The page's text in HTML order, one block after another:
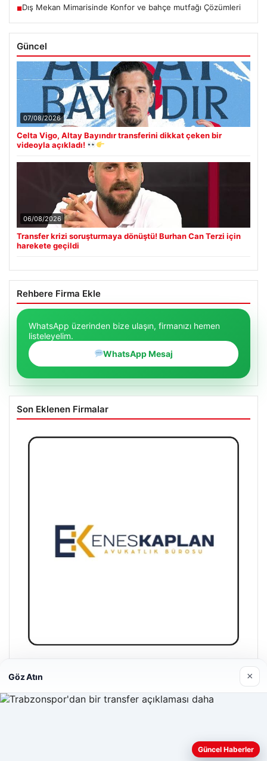
■Dış Mekan Mimarisinde Konfor ve bahçe mutfağı Çözümleri
Güncel
07/08/2026
Celta Vigo, Altay Bayındır transferini dikkat çeken bir
videoyla açıkladı!
06/08/2026
Transfer krizi soruşturmaya dönüştü! Burhan Can Terzi için
harekete geçildi
Rehbere Firma Ekle
WhatsApp üzerinden bize ulaşın, firmanızı hemen
listeleyelim.
WhatsApp Mesaj
Son Eklenen Firmalar
Enes Kaplan Avukatlık Bürosu
Web sitemizi nasıl kullandığınızı daha iyi anlayabilmek,
deneyiminizi kişiselleştirmek ve geliştirmek amacıyla çerezler
Göz Atın ×
Güncel Haberler